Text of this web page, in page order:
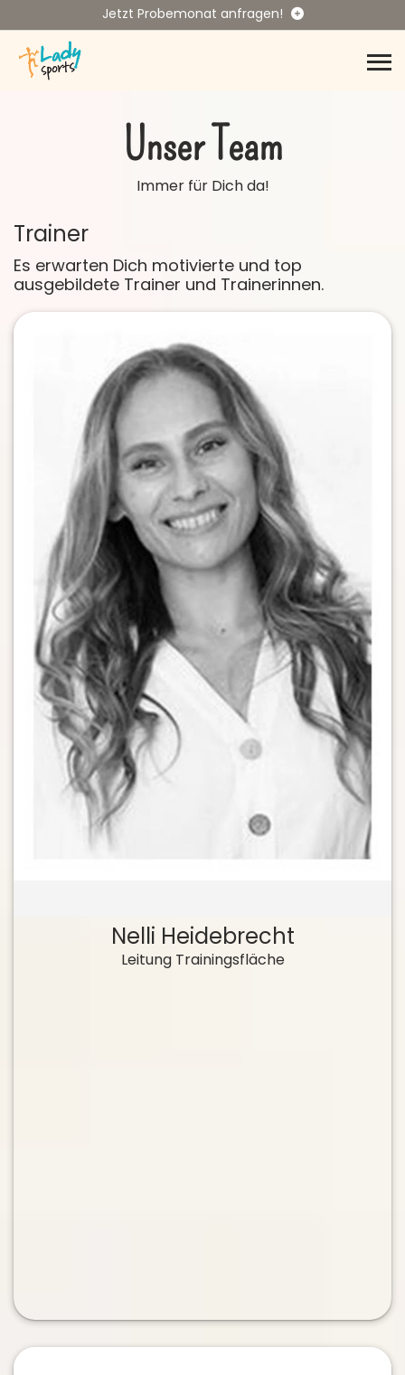
Jetzt Probemonat anfragen!
Unser Team
Immer für Dich da!
Trainer
Es erwarten Dich motivierte und top
ausgebildete Trainer und Trainerinnen.
Nelli Heidebrecht
Leitung Trainingsfläche